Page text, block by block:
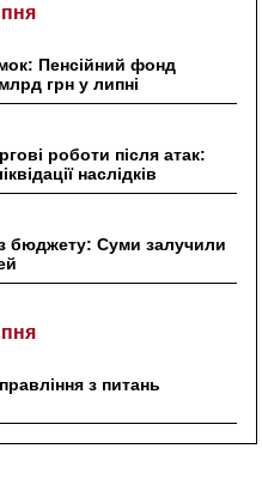
Пенсійний фонд
грн у липні
роботи після атак:
наслідків
бюджету: Суми залучили
з питань